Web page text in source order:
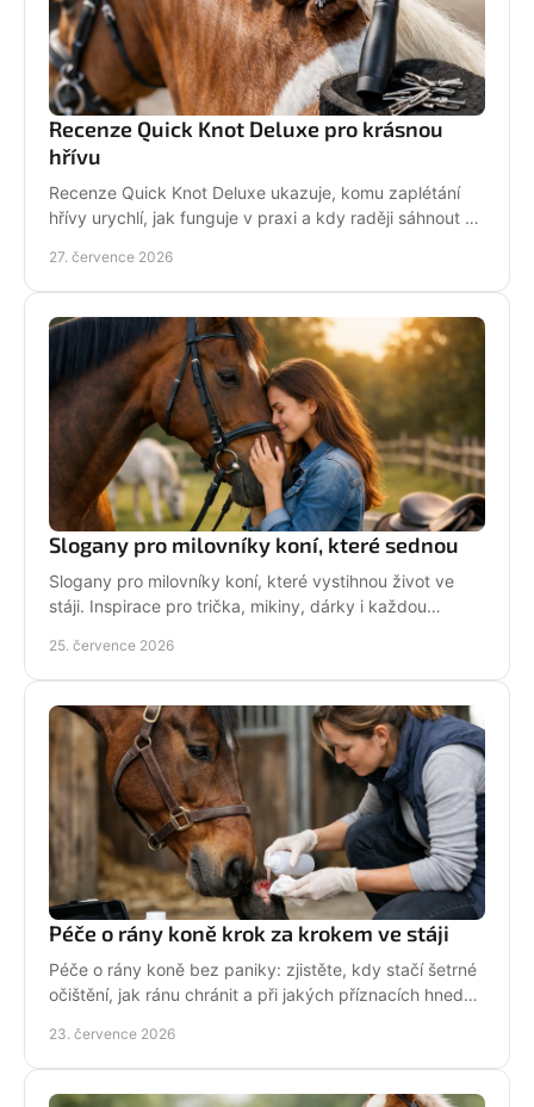
Recenze Quick Knot Deluxe pro krásnou
hřívu
Recenze Quick Knot Deluxe ukazuje, komu zaplétání
hřívy urychlí, jak funguje v praxi a kdy raději sáhnout po
27. července 2026
Slogany pro milovníky koní, které sednou
Slogany pro milovníky koní, které vystihnou život ve
stáji. Inspirace pro trička, mikiny, dárky i každou
25. července 2026
Péče o rány koně krok za krokem ve stáji
Péče o rány koně bez paniky: zjistěte, kdy stačí šetrné
očištění, jak ránu chránit a při jakých příznacích hned
23. července 2026